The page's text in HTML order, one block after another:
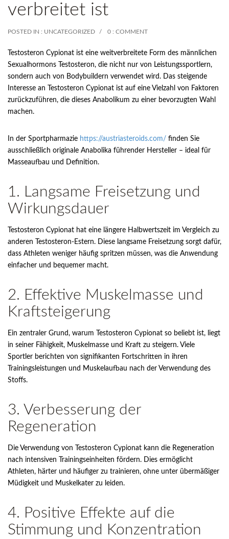
verbreitet ist
POSTED IN : UNCATEGORIZED 0 : COMMENT
Testosteron Cypionat ist eine weitverbreitete Form des männlichen
Sexualhormons Testosteron, die nicht nur von Leistungssportlern,
sondern auch von Bodybuildern verwendet wird. Das steigende
Interesse an Testosteron Cypionat ist auf eine Vielzahl von Faktoren
zurückzuführen, die dieses Anabolikum zu einer bevorzugten Wahl
machen.
In der Sportpharmazie https://austriasteroids.com/ finden Sie
ausschließlich originale Anabolika führender Hersteller – ideal für
Masseaufbau und Definition.
1. Langsame Freisetzung und
Wirkungsdauer
Testosteron Cypionat hat eine längere Halbwertszeit im Vergleich zu
anderen Testosteron-Estern. Diese langsame Freisetzung sorgt dafür,
dass Athleten weniger häufig spritzen müssen, was die Anwendung
einfacher und bequemer macht.
2. Effektive Muskelmasse und
Kraftsteigerung
Ein zentraler Grund, warum Testosteron Cypionat so beliebt ist, liegt
in seiner Fähigkeit, Muskelmasse und Kraft zu steigern. Viele
Sportler berichten von signifikanten Fortschritten in ihren
Trainingsleistungen und Muskelaufbau nach der Verwendung des
Stoffs.
3. Verbesserung der
Regeneration
Die Verwendung von Testosteron Cypionat kann die Regeneration
nach intensiven Trainingseinheiten fördern. Dies ermöglicht
Athleten, härter und häufiger zu trainieren, ohne unter übermäßiger
Müdigkeit und Muskelkater zu leiden.
4. Positive Effekte auf die
Stimmung und Konzentration